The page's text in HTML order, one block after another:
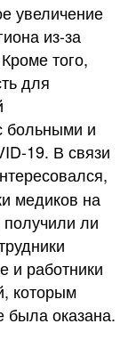
увеличение
из-за
того,
для
больными и
19. В связи
медиков на
получили ли
и работники
которым
была оказана.